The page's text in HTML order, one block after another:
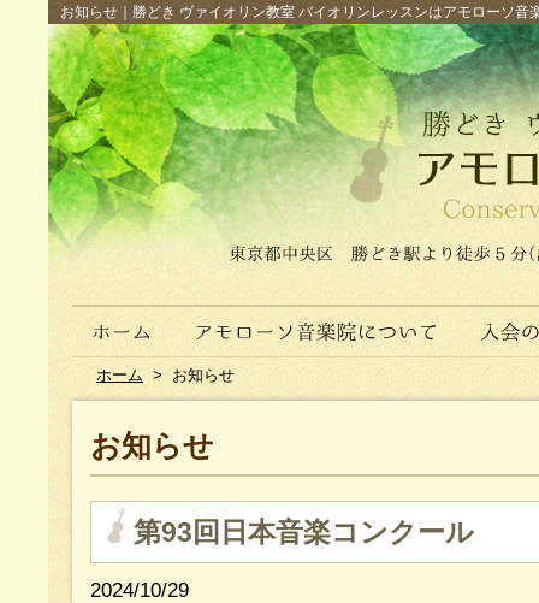
お知らせ｜勝どき ヴァイオリン教室 バイオリンレッスンはアモローソ
ホーム > お知らせ
お知らせ
第93回日本音楽コンクール
2024/10/29